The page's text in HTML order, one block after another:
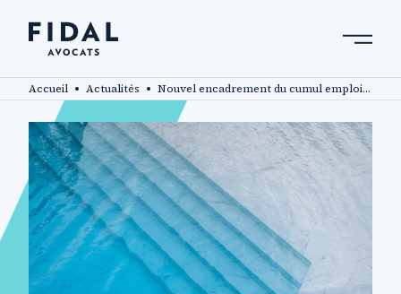
contenu
principal
Accueil Actualités Nouvel encadrement du cumul emploi retraite : de l’intérêt de liquider ses pensions avant le 31 décembre 2026